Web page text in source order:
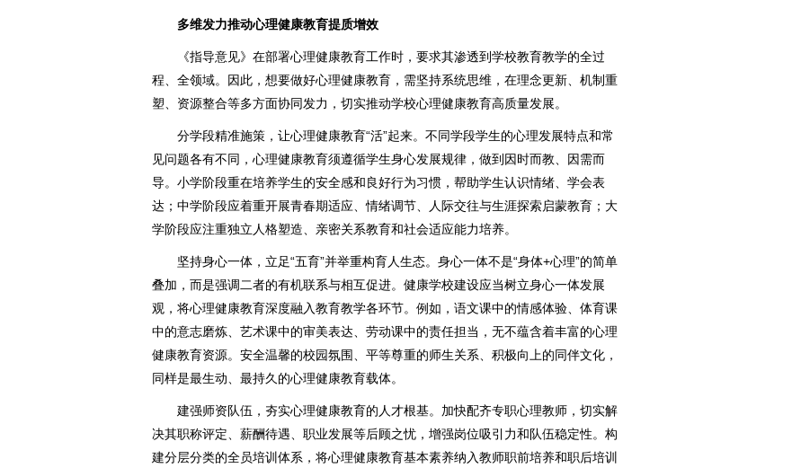
多维发力推动心理健康教育提质增效
《指导意见》在部署心理健康教育工作时，要求其渗透到学校教育教学的全过
程、全领域。因此，想要做好心理健康教育，需坚持系统思维，在理念更新、机制重
塑、资源整合等多方面协同发力，切实推动学校心理健康教育高质量发展。
分学段精准施策，让心理健康教育“活”起来。不同学段学生的心理发展特点和常
见问题各有不同，心理健康教育须遵循学生身心发展规律，做到因时而教、因需而
导。小学阶段重在培养学生的安全感和良好行为习惯，帮助学生认识情绪、学会表
达；中学阶段应着重开展青春期适应、情绪调节、人际交往与生涯探索启蒙教育；大
学阶段应注重独立人格塑造、亲密关系教育和社会适应能力培养。
坚持身心一体，立足“五育”并举重构育人生态。身心一体不是“身体+心理”的简单
叠加，而是强调二者的有机联系与相互促进。健康学校建设应当树立身心一体发展
观，将心理健康教育深度融入教育教学各环节。例如，语文课中的情感体验、体育课
中的意志磨炼、艺术课中的审美表达、劳动课中的责任担当，无不蕴含着丰富的心理
健康教育资源。安全温馨的校园氛围、平等尊重的师生关系、积极向上的同伴文化，
同样是最生动、最持久的心理健康教育载体。
建强师资队伍，夯实心理健康教育的人才根基。加快配齐专职心理教师，切实解
决其职称评定、薪酬待遇、职业发展等后顾之忧，增强岗位吸引力和队伍稳定性。构
建分层分类的全员培训体系，将心理健康教育基本素养纳入教师职前培养和职后培训